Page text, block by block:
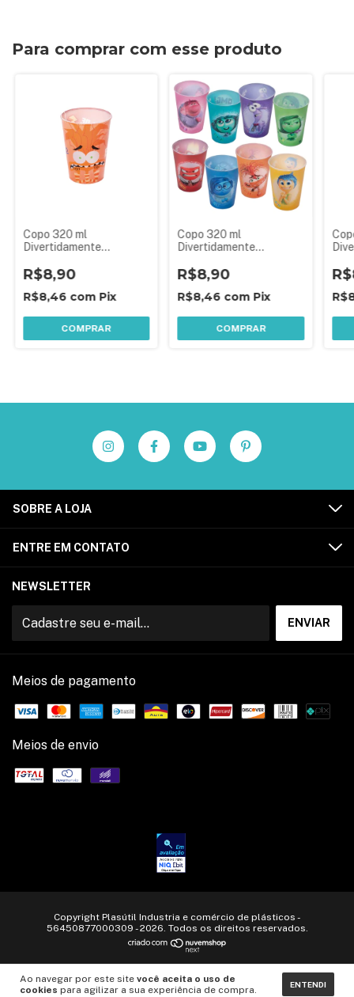
Ao navegar por este site você aceita o uso de
cookies para agilizar a sua experiência de compra. ENTENDI
Para comprar com esse produto
Copo 320 ml
Divertidamente
R$8,90
R$8,46 com Pix
COMPRAR
Copo 320 ml
Divertidamente
R$8,90
R$8,46 com Pix
COMPRAR
SOBRE A LOJA
ENTRE EM CONTATO
NEWSLETTER
Meios de pagamento
Meios de envio
Copyright Plasútil Industria e comércio de plásticos -
56450877000309 - 2026. Todos os direitos reservados.